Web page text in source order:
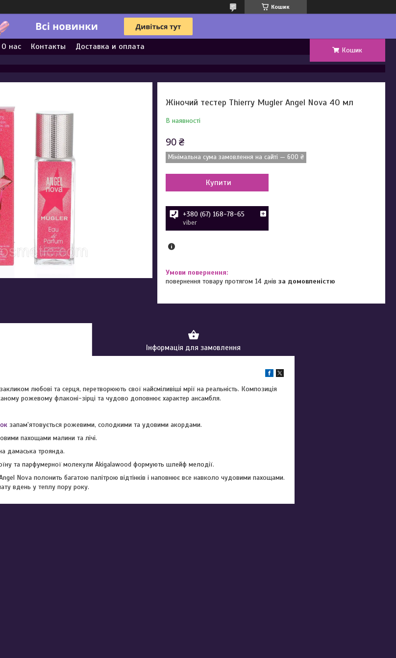
Кошик
О нас Контакты Доставка и оплата Кошик
Жіночий тестер Thierry Mugler Angel Nova 40 мл
В наявності
90 ₴
Мінімальна сума замовлення на сайті — 600 ₴
Купити
+380 (67) 168-78-65
viber
повернення товару протягом 14 днівза домовленістю
Інформація для замовлення
любові та серця, перетворюють свої найсміливіші мрії на реальність. Композиція
рожевому флаконі-зірці та чудово доповнює характер ансамбля.
запам'ятовується рожевими, солодкими та удовими акордами.
пахощами малини та лічі.
дамаська троянда.
та парфумерної молекули Akigalawood формують шлейф мелодії.
Nova полонить багатою палітрою відтінків і наповнює все навколо чудовими пахощами.
вдень у теплу пору року.